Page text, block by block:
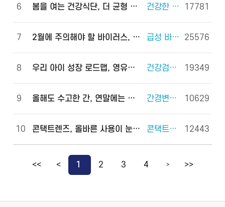
6 봄을 여는 건강식단, 더 균형 있게! 건강한 체중조절을 위한 식사 외 6건 17781
7 2월에 주의해야 할 바이러스, 이렇게 예방하세요! 급성 바이러스 위장관염 외 2건 25576
8 우리 아이 성장 로드맵, 영유아 건강검진으로 완성하세요! 건강검진(국가건강검진) 외 2건 19349
9 올해도 수고한 간, 연말에는 쉬게 해 주세요! 간경변증 외 3건 10629
10 콘택트렌즈, 올바른 사용이 눈 건강을 지킵니다! 콘택트렌즈 외 2건 12443
<< < 1 2 3 4 > >>